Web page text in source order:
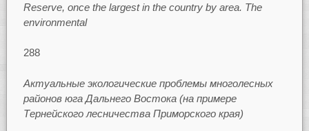
Reserve, once the largest in the country by area. The
environmental
288
Актуальные экологические проблемы многолесных
районов юга Дальнего Востока (на примере
Тернейского лесничества Приморского края)